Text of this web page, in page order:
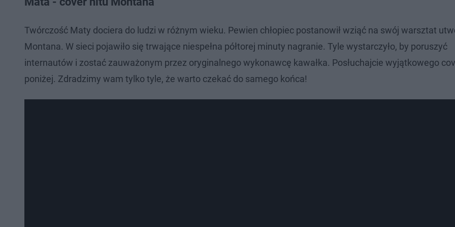
Twórczość Maty dociera do ludzi w różnym wieku. Pewien chłopiec postanowił wziąć na swój warsztat
Montana. W sieci pojawiło się trwające niespełna półtorej minuty nagranie. Tyle wystarczyło, by poruszyć
internautów i zostać zauważonym przez oryginalnego wykonawcę kawałka. Posłuchajcie wyjątkowego
poniżej. Zdradzimy wam tylko tyle, że warto czekać do samego końca!